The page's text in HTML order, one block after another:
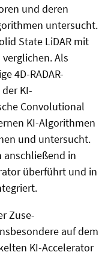
und deren
untersucht.
State LiDAR mit
verglichen. Als
4D-RADAR-
KI-
Convolutional
KI-Algorithmen
und untersucht.
anschließend in
überführt und in
Zuse-
auf dem
KI-Accelerator